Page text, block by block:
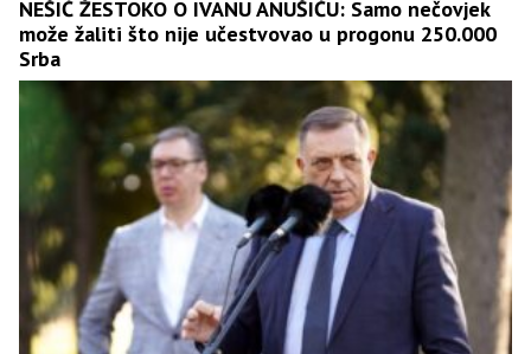
NEŠIĆ ŽESTOKO O IVANU ANUŠIĆU: Samo nečovjek
može žaliti što nije učestvovao u progonu 250.000
Srba